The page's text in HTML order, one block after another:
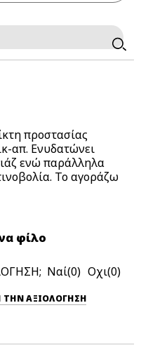
προστασίας
απ. Ενυδατώνει
ενώ παράλληλα
Το αγοράζω
φίλο
0 0
ΑΡΝΗΤΙΚΆ ΑΥΤΉΝ ΤΗΝ ΑΞΙΟΛΟΓΗΣΗ